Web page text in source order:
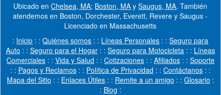
Ubicado enChelsea, MA; Boston, MA ySaugus, MA. También
atendemos en Boston, Dorchester, Everett, Revere y Saugus -
Licenciado en Massachusetts
: Inicio : :Quiénes somos : : Líneas Personales : :Seguro para
Auto : : Seguro para el Hogar : : Seguro para Motocicleta : : Líneas
Comerciales : : Vida y Salud : : Cotizaciones : : Afiliados : : Soporte
: : Pagos y Reclamos : : Política de Privacidad : : Contáctanos : :
Mapa del Sitio : : Enlaces Útiles : : Remite a un amigo : : Glosario :
: Blog :